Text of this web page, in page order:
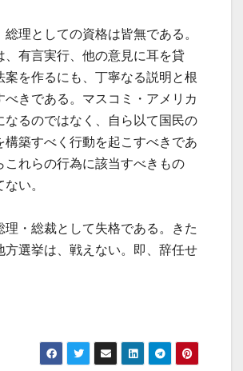
理としての資格は皆無である。
、有言実行、他の意見に耳を貸
案を作るにも、丁寧なる説明と根
べきである。マスコミ・アメリカ
なるのではなく、自ら以て国民の
構築すべく行動を起こすべきであ
これらの行為に該当すべきもの
い。
・総裁として失格である。きた
方選挙は、戦えない。即、辞任せ